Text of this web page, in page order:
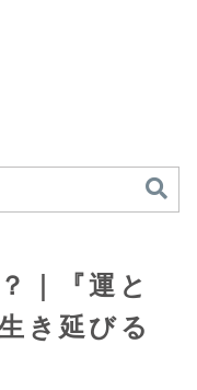
｜『運と
き延びる